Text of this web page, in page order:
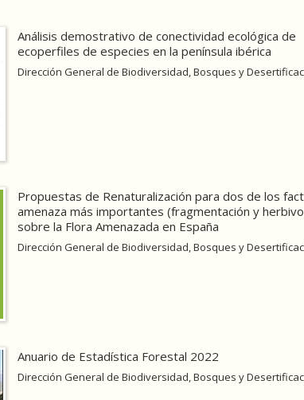
Análisis demostrativo de conectividad ecológica de
ecoperfiles de especies en la península ibérica
Dirección General de Biodiversidad, Bosques y
Propuestas de Renaturalización para dos de los
amenaza más importantes (fragmentación y
sobre la Flora Amenazada en España
Dirección General de Biodiversidad, Bosques y
Anuario de Estadística Forestal 2022
Dirección General de Biodiversidad, Bosques y